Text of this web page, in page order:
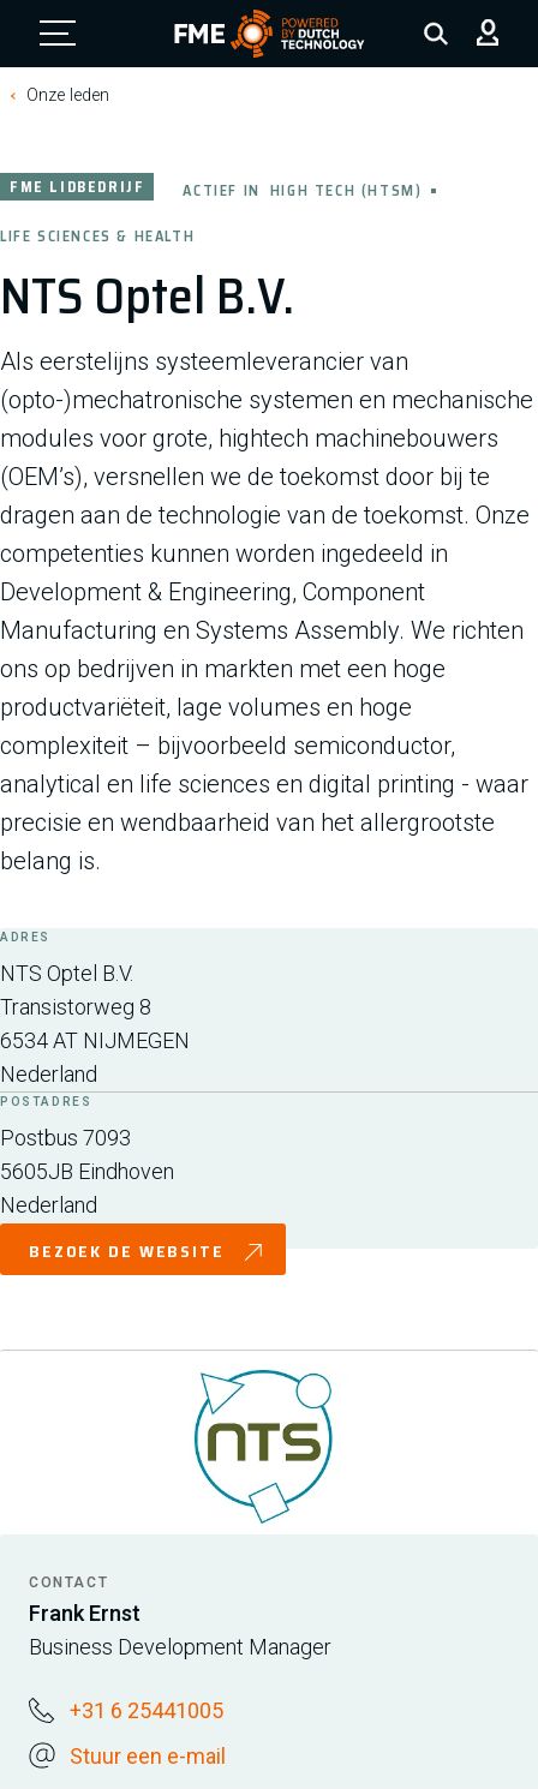
FME Logo, to the homepage
Onze leden
NTS Optel B.V.
FME LIDBEDRIJF ACTIEF IN HIGH TECH (HTSM)
LIFE SCIENCES & HEALTH
Als eerstelijns systeemleverancier van
(opto-)mechatronische systemen en mechanische
modules voor grote, hightech machinebouwers
(OEM’s), versnellen we de toekomst door bij te
dragen aan de technologie van de toekomst. Onze
competenties kunnen worden ingedeeld in
Development & Engineering, Component
Manufacturing en Systems Assembly. We richten
ons op bedrijven in markten met een hoge
productvariëteit, lage volumes en hoge
complexiteit – bijvoorbeeld semiconductor,
analytical en life sciences en digital printing - waar
precisie en wendbaarheid van het allergrootste
belang is.
ADRES
NTS Optel B.V.
Transistorweg 8
6534 AT NIJMEGEN
Nederland
POSTADRES
Postbus 7093
5605JB Eindhoven
Nederland
BEZOEK DE WEBSITE
CONTACT
Frank Ernst
Business Development Manager
+31 6 25441005
Stuur een e-mail